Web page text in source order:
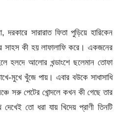
সারারাত ফিতা পুড়িয়ে হারিকেন
কী হয় লাফালাফি করে। একজনের
হলদে আলোর খন্ডাংশে ছলেমান তোফা
খুঁজে পায়। এবার বউকে সাধাসাধি
সরু পেটের খোন্দলে কখন কী গেছে তার
তো ধরা যায় খিদেয় প্রাণী তিনটি